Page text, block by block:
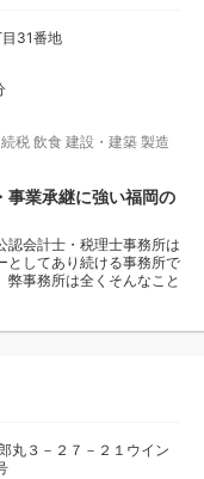
31番地
税 飲食 建設・建築 製造
事業承継に強い福岡の
認会計士・税理士事務所は
としてあり続ける事務所で
事務所は全くそんなこと
丸３－２７－２１ウイン